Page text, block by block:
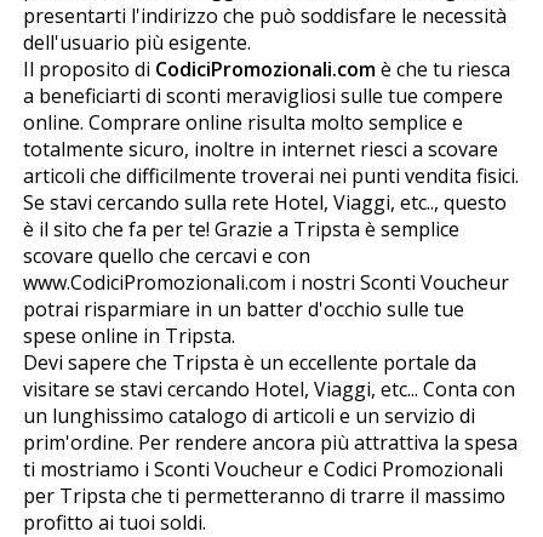
presentarti l'indirizzo che può soddisfare le necessità
dell'usuario più esigente.
Il proposito di CodiciPromozionali.comè che tu riesca
a beneficiarti di sconti meravigliosi sulle tue compere
online. Comprare online risulta molto semplice e
totalmente sicuro, inoltre in internet riesci a scovare
articoli che difficilmente troverai nei punti vendita fisici.
Se stavi cercando sulla rete Hotel, Viaggi, etc.., questo
è il sito che fa per te! Grazie a Tripsta è semplice
scovare quello che cercavi e con
www.CodiciPromozionali.com i nostri Sconti Voucheur
potrai risparmiare in un batter d'occhio sulle tue
spese online in Tripsta.
Devi sapere che Tripsta è un eccellente portale da
visitare se stavi cercando Hotel, Viaggi, etc... Conta con
un lunghissimo catalogo di articoli e un servizio di
prim'ordine. Per rendere ancora più attrattiva la spesa
ti mostriamo i Sconti Voucheur e Codici Promozionali
per Tripsta che ti permetteranno di trarre il massimo
profitto ai tuoi soldi.